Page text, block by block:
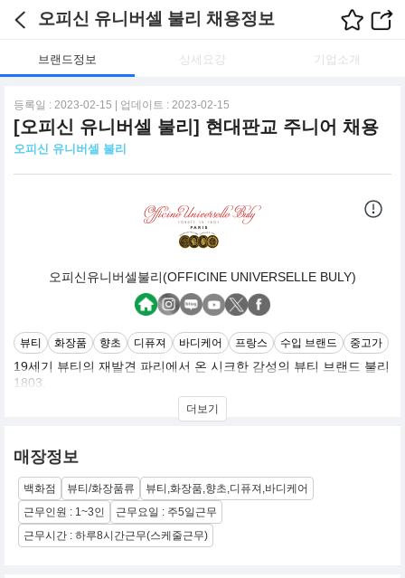
오피신 유니버셀 불리 채용정보
브랜드정보 상세요강 기업소개
등록일 : 2023-02-15 | 업데이트 : 2023-02-15
[오피신 유니버셀 불리] 현대판교 주니어 채용
오피신 유니버셀 불리
오피신유니버셀불리(OFFICINE UNIVERSELLE BULY)
뷰티 화장품 향초 디퓨져 바디케어 프랑스 수입 브랜드 중고가
19세기 뷰티의 재발견 파리에서 온 시크한 감성의 뷰티 브랜드 불리
1803.
뉴욕 타임즈에서 "세계에서 가장 시크한 뷰티샵" 이라는 극찬을 받
은 파리에서 가장 핫한 뷰티명소더보기
매장정보
백화점 뷰티/화장품류
뷰티,화장품,향초,디퓨져,바디케어
근무인원 : 1~3인
근무요일 : 주5일근무
근무시간 : 하루8시간근무(스케줄근무)